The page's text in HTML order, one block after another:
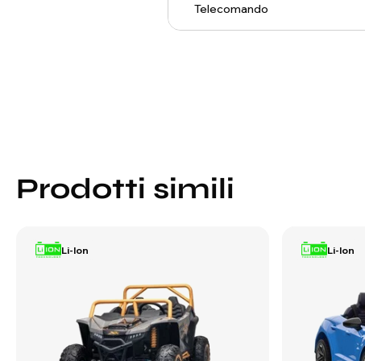
Telecomando
Prodotti simili
Li-Ion Li-Ion